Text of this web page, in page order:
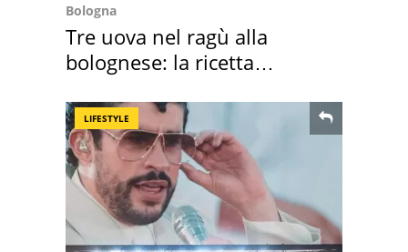
Bologna
Tre uova nel ragù alla
bolognese: la ricetta
LIFESTYLE